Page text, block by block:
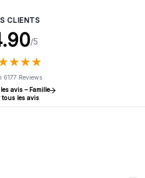
CLIENTS
/5
★★★
★★★
6177 Reviews
avis – Famille
tous les avis